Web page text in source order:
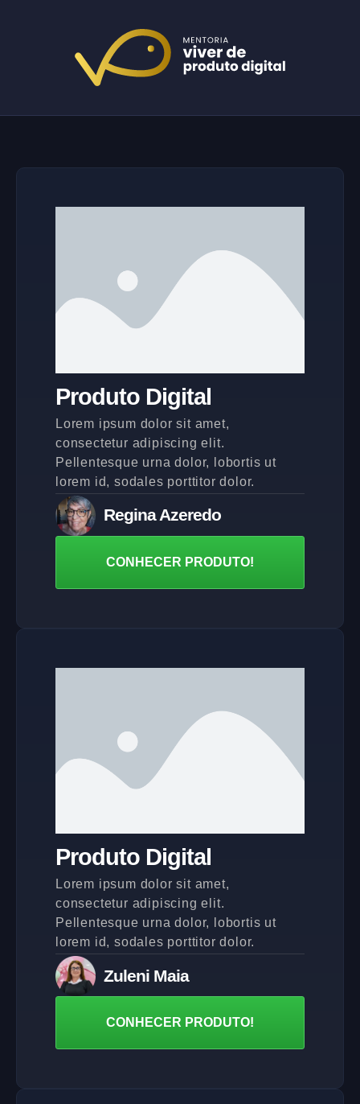
Produto Digital
Lorem ipsum dolor sit amet,
consectetur adipiscing elit.
Pellentesque urna dolor, lobortis ut
lorem id, sodales porttitor dolor.
Regina Azeredo
CONHECER PRODUTO!
Produto Digital
Lorem ipsum dolor sit amet,
consectetur adipiscing elit.
Pellentesque urna dolor, lobortis ut
lorem id, sodales porttitor dolor.
Zuleni Maia
CONHECER PRODUTO!